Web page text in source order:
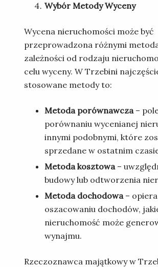
Wybór Metody Wyceny
Wycena nieruchomości może być
przeprowadzona różnymi
zależności od rodzaju
celu wyceny. W Trzebini
stosowane metody to:
Metoda porównawcza–
porównaniu wycenianej
innymi podobnymi, które
sprzedane w ostatnim
Metoda kosztowa–
budowy lub odtworzenia
Metoda dochodowa– opiera
oszacowaniu dochodów,
nieruchomość może
wynajmu.
Rzeczoznawca majątkowy w